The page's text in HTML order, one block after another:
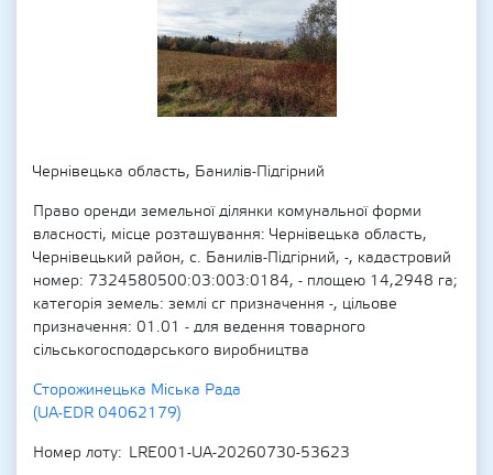
Чернівецька область, Банилів-Підгірний
Право оренди земельної ділянки комунальної форми
власності, місце розташування: Чернівецька область,
Чернівецький район, с. Банилів-Підгірний, -, кадастровий
номер: 7324580500:03:003:0184, - площею 14,2948 га;
категорія земель: землі сг призначення -, цільове
призначення: 01.01 - для ведення товарного
сільськогосподарського виробництва
Сторожинецька Міська Рада
(UA-EDR 04062179)
Номер лоту
LRE001-UA-20260730-53623